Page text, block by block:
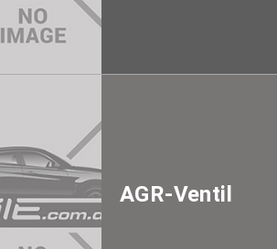
AGR-Ventil